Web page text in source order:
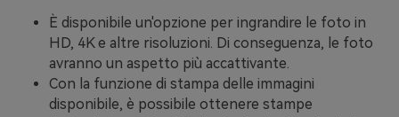
È disponibile un'opzione per ingrandire le foto in
HD, 4K e altre risoluzioni. Di conseguenza, le foto
avranno un aspetto più accattivante.
Con la funzione di stampa delle immagini
disponibile, è possibile ottenere stampe